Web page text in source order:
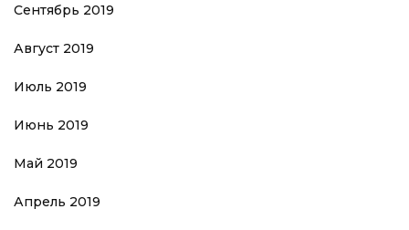
Сентябрь 2019
Август 2019
Июль 2019
Июнь 2019
Май 2019
Апрель 2019